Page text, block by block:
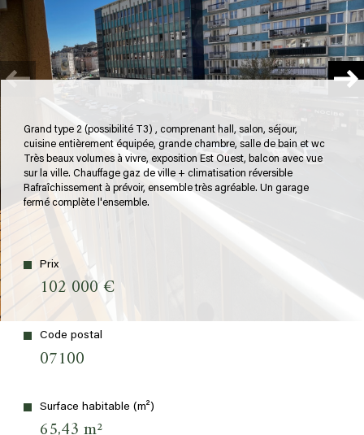
DÉTAILS
la
COPROPRIÉTÉ
plus d'informations sur
ÉNERGÉTIQUE
Grand type 2 (possibilité T3) , comprenant hall, salon, séjour,
cuisine entièrement équipée, grande chambre, salle de bain et wc
Très beaux volumes à vivre, exposition Est Ouest, balcon avec vue
sur la ville. Chauffage gaz de ville + climatisation réversible
Rafraîchissement à prévoir, ensemble très agréable. Un garage
fermé complète l'ensemble.
Prix
102 000 €
Code postal
07100
Surface habitable (m²)